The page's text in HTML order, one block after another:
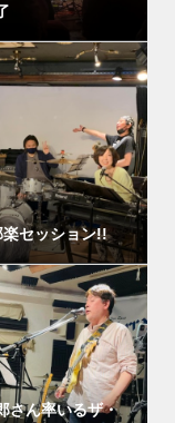
楽セッション!!
さん率いるザ・